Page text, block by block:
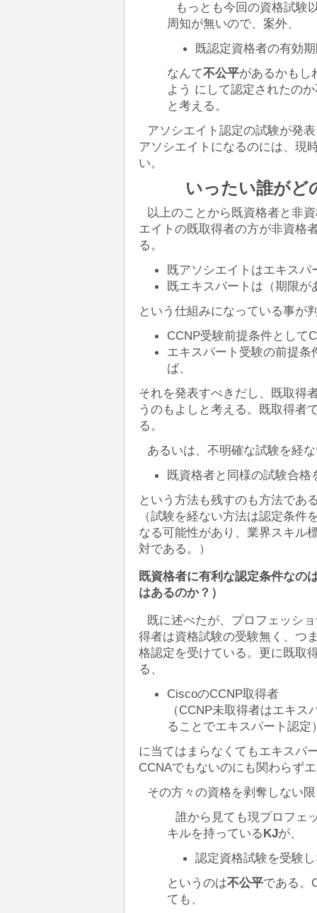
もっとも今回の資格試験
周知が無いので、案外、
既認定資格者の有効
なんて不公平があるかもし
よう にして認定されたの
と考える。
アソシエイト認定の試験が発
アソシエイトになるのには、現
い。
いったい誰がど
以上のことから既資格者と非
エイトの既取得者の方が非資格
る。
既アソシエイトはエキスパ
既エキスパートは（期限
という仕組みになっている事が
CCNP受験前提条件として
エキスパート受験の前提
ば、
それを発表すべきだし、既取得
うのもよしと考える。既取得者
る。
あるいは、不明確な試験を経
既資格者と同様の試験合格
という方法も残すのも方法であ
（試験を経ない方法は認定条
なる可能性があり、業界スキル
対である。）
既資格者に有利な認定条件なの
はあるのか？）
既に述べたが、プロフェッシ
得者は資格試験の受験無く、つ
格認定を受けている。更に既取
る、
CiscoのCCNP取得者
（CCNP未取得者はエキ
ることでエキスパート認定
に当てはまらなくてもエキスパ
CCNAでもないのにも関わらず
その方々の資格を剥奪しない
誰から見ても現プロフェ
キルを持っているKJが、
認定資格試験を受験
というのは不公平である。
ても、